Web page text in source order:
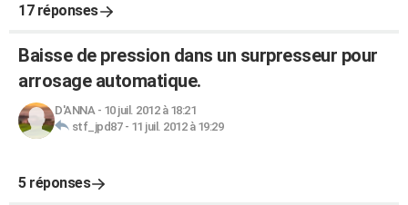
17 réponses
Baisse de pression dans un surpresseur pour
arrosage automatique.
D'ANNA- 10 juil. 2012 à 18:21
stf_jpd87- 11 juil. 2012 à 19:29
5 réponses